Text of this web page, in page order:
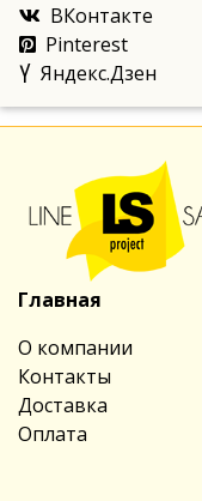
ВКонтакте
Pinterest
Яндекс.Дзен
Главная
О компании
Контакты
Доставка
Оплата